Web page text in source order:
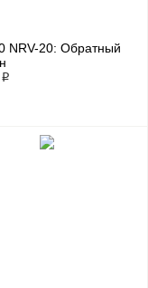
NRV-20: Обратный